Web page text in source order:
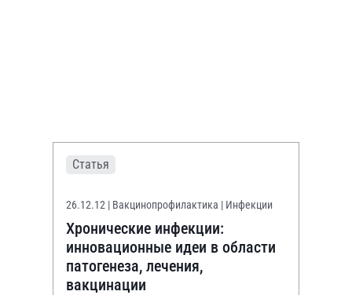
Статья
26.12.12 | Вакцинопрофилактика | Инфекции
Хронические инфекции:
инновационные идеи в области
патогенеза, лечения,
вакцинации